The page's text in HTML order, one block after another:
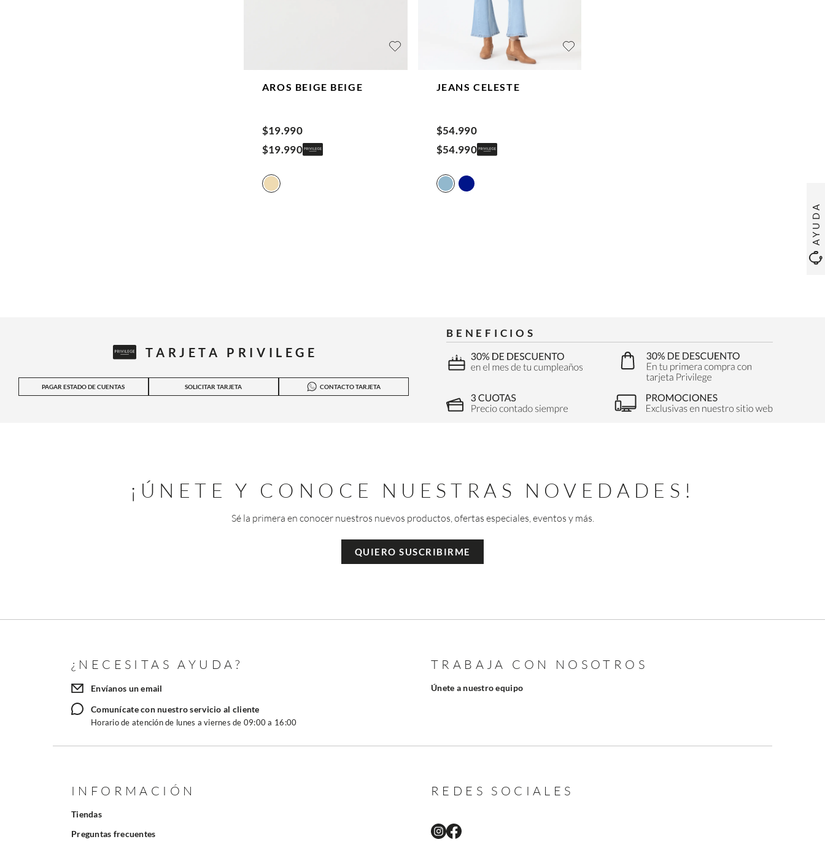
AYUDA
AROS BEIGE BEIGE
$19.990
$19.990
JEANS CELESTE
$54.990
$54.990
TARJETA PRIVILEGE
PAGAR ESTADO DE CUENTAS SOLICITAR TARJETA CONTACTO TARJETA
BENEFICIOS
¡ÚNETE Y CONOCE NUESTRAS NOVEDADES!
Sé la primera en conocer nuestros nuevos productos, ofertas especiales, eventos y más.
QUIERO SUSCRIBIRME
¿NECESITAS AYUDA?
Envíanos un email
Comunícate con nuestro servicio al cliente
Horario de atención de lunes a viernes de 09:00 a 16:00
TRABAJA CON NOSOTROS
Únete a nuestro equipo
INFORMACIÓN
Tiendas
Preguntas frecuentes
REDES SOCIALES